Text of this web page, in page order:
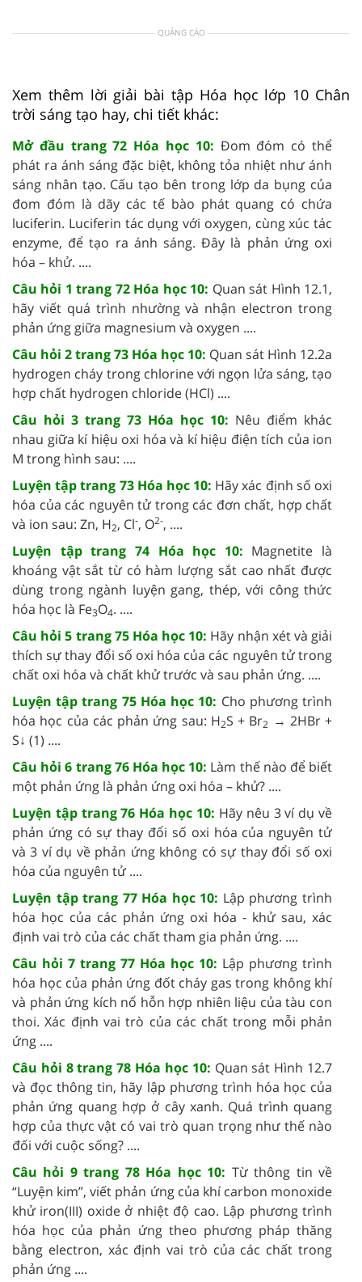
QUẢNG CÁO
Xem thêm lời giải bài tập Hóa học lớp 10 Chân
trời sáng tạo hay, chi tiết khác:
Mở đầu trang 72 Hóa học 10: Đom đóm có thể
phát ra ánh sáng đặc biệt, không tỏa nhiệt như ánh
sáng nhân tạo. Cấu tạo bên trong lớp da bụng của
đom đóm là dãy các tế bào phát quang có chứa
luciferin. Luciferin tác dụng với oxygen, cùng xúc tác
enzyme, để tạo ra ánh sáng. Đây là phản ứng oxi
hóa – khử. ....
Câu hỏi 1 trang 72 Hóa học 10: Quan sát Hình 12.1,
hãy viết quá trình nhường và nhận electron trong
phản ứng giữa magnesium và oxygen ....
Câu hỏi 2 trang 73 Hóa học 10: Quan sát Hình 12.2a
hydrogen cháy trong chlorine với ngọn lửa sáng, tạo
hợp chất hydrogen chloride (HCl) ....
Câu hỏi 3 trang 73 Hóa học 10: Nêu điểm khác
nhau giữa kí hiệu oxi hóa và kí hiệu điện tích của ion
M trong hình sau: ....
Luyện tập trang 73 Hóa học 10: Hãy xác định số oxi
hóa của các nguyên tử trong các đơn chất, hợp chất
và ion sau: Zn, H2, Cl‑, O2-, ....
Luyện tập trang 74 Hóa học 10: Magnetite là
khoáng vật sắt từ có hàm lượng sắt cao nhất được
dùng trong ngành luyện gang, thép, với công thức
hóa học là Fe3O4. ....
Câu hỏi 5 trang 75 Hóa học 10: Hãy nhận xét và giải
thích sự thay đổi số oxi hóa của các nguyên tử trong
chất oxi hóa và chất khử trước và sau phản ứng. ....
Luyện tập trang 75 Hóa học 10: Cho phương trình
hóa học của các phản ứng sau: H2S + Br2 → 2HBr +
S↓ (1) ....
Câu hỏi 6 trang 76 Hóa học 10: Làm thế nào để biết
một phản ứng là phản ứng oxi hóa – khử? ....
Luyện tập trang 76 Hóa học 10: Hãy nêu 3 ví dụ về
phản ứng có sự thay đổi số oxi hóa của nguyên tử
và 3 ví dụ về phản ứng không có sự thay đổi số oxi
hóa của nguyên tử ....
Luyện tập trang 77 Hóa học 10: Lập phương trình
hóa học của các phản ứng oxi hóa - khử sau, xác
định vai trò của các chất tham gia phản ứng. ....
Câu hỏi 7 trang 77 Hóa học 10: Lập phương trình
hóa học của phản ứng đốt cháy gas trong không khí
và phản ứng kích nổ hỗn hợp nhiên liệu của tàu con
thoi. Xác định vai trò của các chất trong mỗi phản
ứng ....
Câu hỏi 8 trang 78 Hóa học 10: Quan sát Hình 12.7
và đọc thông tin, hãy lập phương trình hóa học của
phản ứng quang hợp ở cây xanh. Quá trình quang
hợp của thực vật có vai trò quan trọng như thế nào
đối với cuộc sống? ....
Câu hỏi 9 trang 78 Hóa học 10: Từ thông tin về
“Luyện kim”, viết phản ứng của khí carbon monoxide
khử iron(III) oxide ở nhiệt độ cao. Lập phương trình
hóa học của phản ứng theo phương pháp thăng
bằng electron, xác định vai trò của các chất trong
phản ứng ....